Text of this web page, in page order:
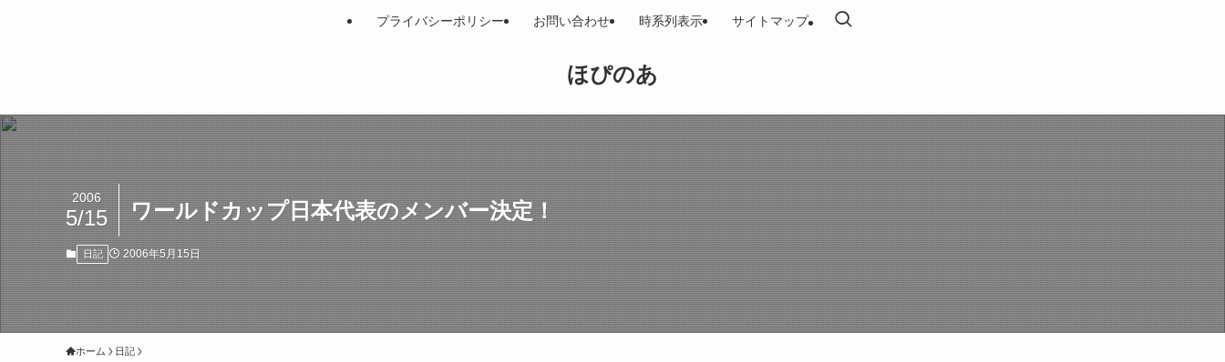
ほぴのあ
プライバシーポリシー お問い合わせ 時系列表示 サイトマップ
ワールドカップ日本代表のメンバー決定！
2006
5/15
日記 2006年5月15日
ホーム 日記